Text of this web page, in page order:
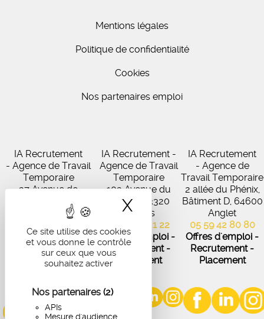
Ce site utilise des cookies
et vous donne le contrôle
sur ceux que vous
souhaitez activer
Nos partenaires (2)
APIs
Mesure d'audience
X Masquer le
Mentions légales
Politique de confidentialité
Cookies
Nos partenaires emploi
IA Recrutement
- Agence de Travail
Temporaire
27 Avenue de
Virecourt, 33370
Artigues-près-
05 56 67 48 57
Offres d'emploi -
Recrutement -
IA Recrutement -
Agence de Travail
Temporaire
102 Avenue du
Médoc, 33320
Eysines
05 56 45 21 22
Offres d'emploi -
Recrutement -
Placement
IA Recrutement
- Agence de
Travail Temporaire
2 allée du Phénix,
Bâtiment D, 64600
Anglet
05 59 42 80 80
Offres d'emploi -
Recrutement -
Placement